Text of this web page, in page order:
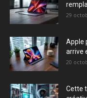
29
Apple
arrive
20
Cette